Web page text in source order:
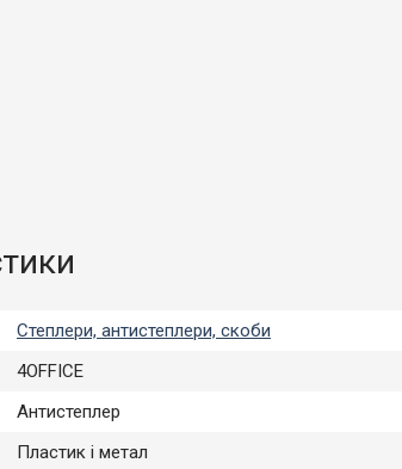
Степлери, антистеплери, скоби
4OFFICE
Антистеплер
Пластик і метал